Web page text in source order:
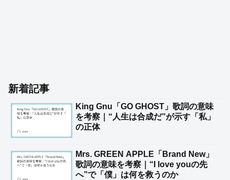
新着記事
King Gnu「GO GHOST」歌詞の意味
を考察｜“人生は合成だ”が示す「私」
の正体
Mrs. GREEN APPLE「Brand New」
歌詞の意味を考察｜“I love youの先
へ”で「僕」は何を救うのか